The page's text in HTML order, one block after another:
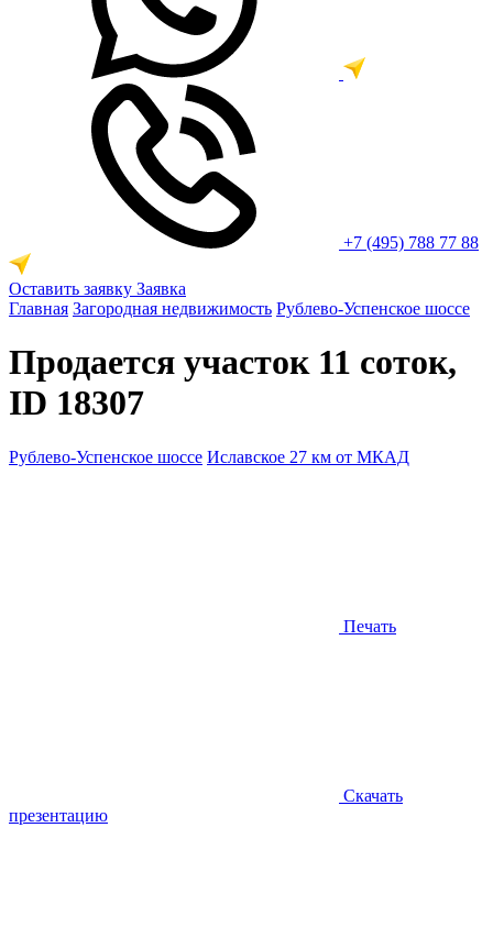
+7 (495) 788 77 88
Оставить заявку Заявка
Главная Загородная недвижимость Рублево-Успенское шоссе
Продается участок 11 соток,
ID 18307
Рублево-Успенское шоссе Иславское 27 км от МКАД
Печать
Скачать
презентацию